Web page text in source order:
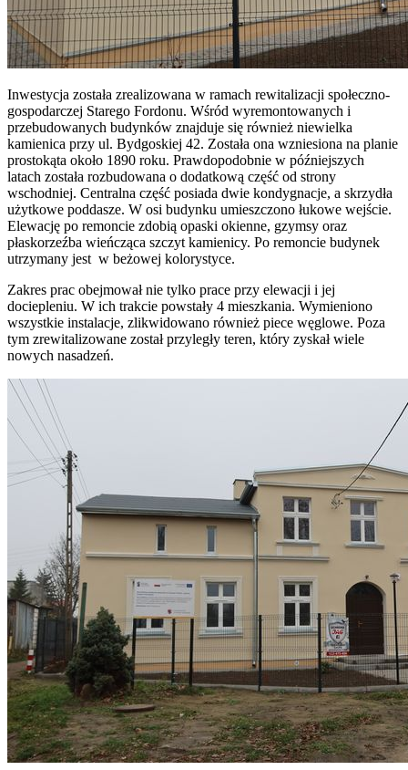
Inwestycja została zrealizowana w ramach rewitalizacji społeczno-
gospodarczej Starego Fordonu. Wśród wyremontowanych i
przebudowanych budynków znajduje się również niewielka
kamienica przy ul. Bydgoskiej 42. Została ona wzniesiona na planie
prostokąta około 1890 roku. Prawdopodobnie w późniejszych
latach została rozbudowana o dodatkową część od strony
wschodniej. Centralna część posiada dwie kondygnacje, a skrzydła
użytkowe poddasze. W osi budynku umieszczono łukowe wejście.
Elewację po remoncie zdobią opaski okienne, gzymsy oraz
płaskorzeźba wieńcząca szczyt kamienicy. Po remoncie budynek
utrzymany jest w beżowej kolorystyce.
Zakres prac obejmował nie tylko prace przy elewacji i jej
dociepleniu. W ich trakcie powstały 4 mieszkania. Wymieniono
wszystkie instalacje, zlikwidowano również piece węglowe. Poza
tym zrewitalizowane został przyległy teren, który zyskał wiele
nowych nasadzeń.